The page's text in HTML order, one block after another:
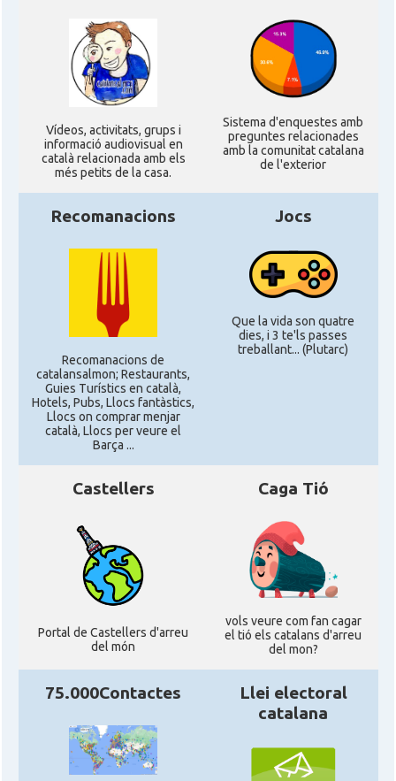
Ví­deos, activitats, grups i
informació audiovisual en
català relacionada amb els
més petits de la casa.
Sistema d'enquestes amb
preguntes relacionades
amb la comunitat catalana
de l'exterior
Recomanacions
Recomanacions de
catalansalmon; Restaurants,
Guies Turístics en català,
Hotels, Pubs, Llocs fantàstics,
Llocs on comprar menjar
català, Llocs per veure el
Barça ...
Jocs
Que la vida son quatre
dies, i 3 te'ls passes
treballant... (Plutarc)
Castellers
Portal de Castellers d'arreu
del món
Caga Tió
vols veure com fan cagar
el tió els catalans d'arreu
del mon?
75.000Contactes
Llei electoral
catalana